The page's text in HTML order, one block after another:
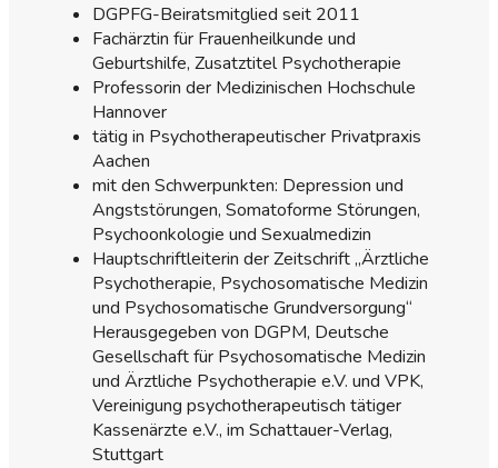
DGPFG-Beiratsmitglied seit 2011
Fachärztin für Frauenheilkunde und
Geburtshilfe, Zusatztitel Psychotherapie
Professorin der Medizinischen Hochschule
Hannover
tätig in Psychotherapeutischer Privatpraxis
Aachen
mit den Schwerpunkten: Depression und
Angststörungen, Somatoforme Störungen,
Psychoonkologie und Sexualmedizin
Hauptschriftleiterin der Zeitschrift „Ärztliche
Psychotherapie, Psychosomatische Medizin
und Psychosomatische Grundversorgung“
Herausgegeben von DGPM, Deutsche
Gesellschaft für Psychosomatische Medizin
und Ärztliche Psychotherapie e.V. und VPK,
Vereinigung psychotherapeutisch tätiger
Kassenärzte e.V., im Schattauer-Verlag,
Stuttgart